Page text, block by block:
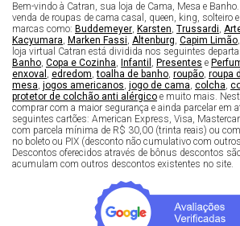
Bem-vindo à Catran, sua loja de Cama, Mesa e
venda de roupas de cama casal, queen, king, solteiro
marcas como: Buddemeyer, Karsten, Trussardi,
Kacyumara, Marken Fassi, Altenburg, Capim Limão,
loja virtual Catran está dividida nos seguintes
Banho, Copa e Cozinha, Infantil , Presentes e
enxoval , edredom,toalha de banho, roupão, roupa
mesa, jogos americanos, jogo de cama, colcha,
protetor de colchão anti alérgico e muito mais.
comprar com a maior segurança e ainda parcelar em
seguintes cartões: American Express, Visa,
com parcela mínima de R$ 30,00 (trinta reais) ou
no boleto ou PIX (desconto não cumulativo com
Descontos oferecidos através de bônus descontos
acumulam com outros descontos existentes no site.